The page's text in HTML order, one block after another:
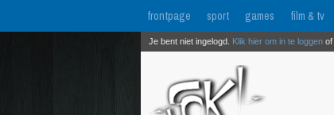
frontpage sport games film & tv
Je bent niet ingelogd. Klik hier om in te loggen of